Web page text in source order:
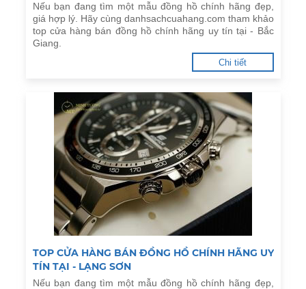
Nếu bạn đang tìm một mẫu đồng hồ chính hãng đẹp,
giá hợp lý. Hãy cùng danhsachcuahang.com tham khảo
top cửa hàng bán đồng hồ chính hãng uy tín tại - Bắc
Giang.
Chi tiết
TOP CỬA HÀNG BÁN ĐỒNG HỒ CHÍNH HÃNG UY
TÍN TẠI - LẠNG SƠN
Nếu bạn đang tìm một mẫu đồng hồ chính hãng đẹp,